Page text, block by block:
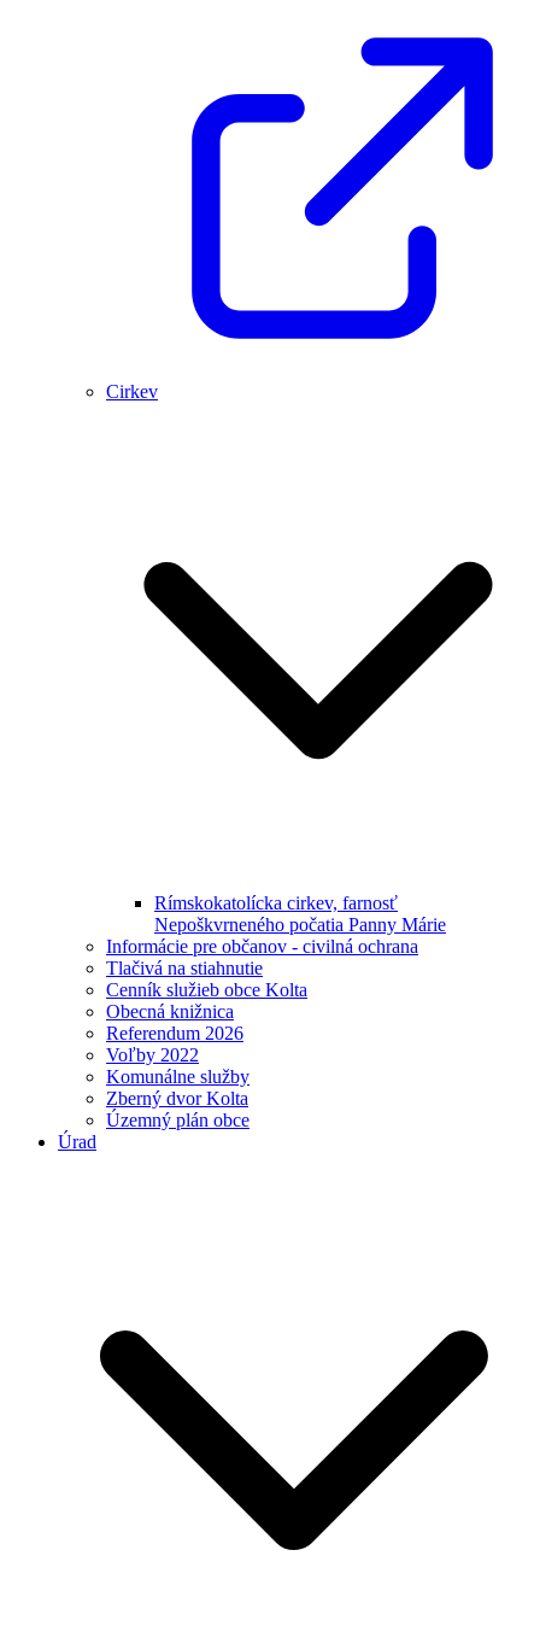
Cirkev
Rímskokatolícka cirkev, farnosť
Nepoškvrneného počatia Panny Márie
Informácie pre občanov - civilná ochrana
Tlačivá na stiahnutie
Cenník služieb obce Kolta
Obecná knižnica
Referendum 2026
Voľby 2022
Komunálne služby
Zberný dvor Kolta
Územný plán obce
Úrad